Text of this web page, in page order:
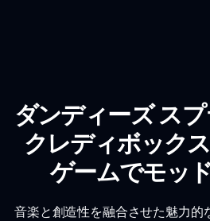
ダンディーズ ス
クレディボック
ゲームでモッ
音楽と創造性を融合させた魅力的